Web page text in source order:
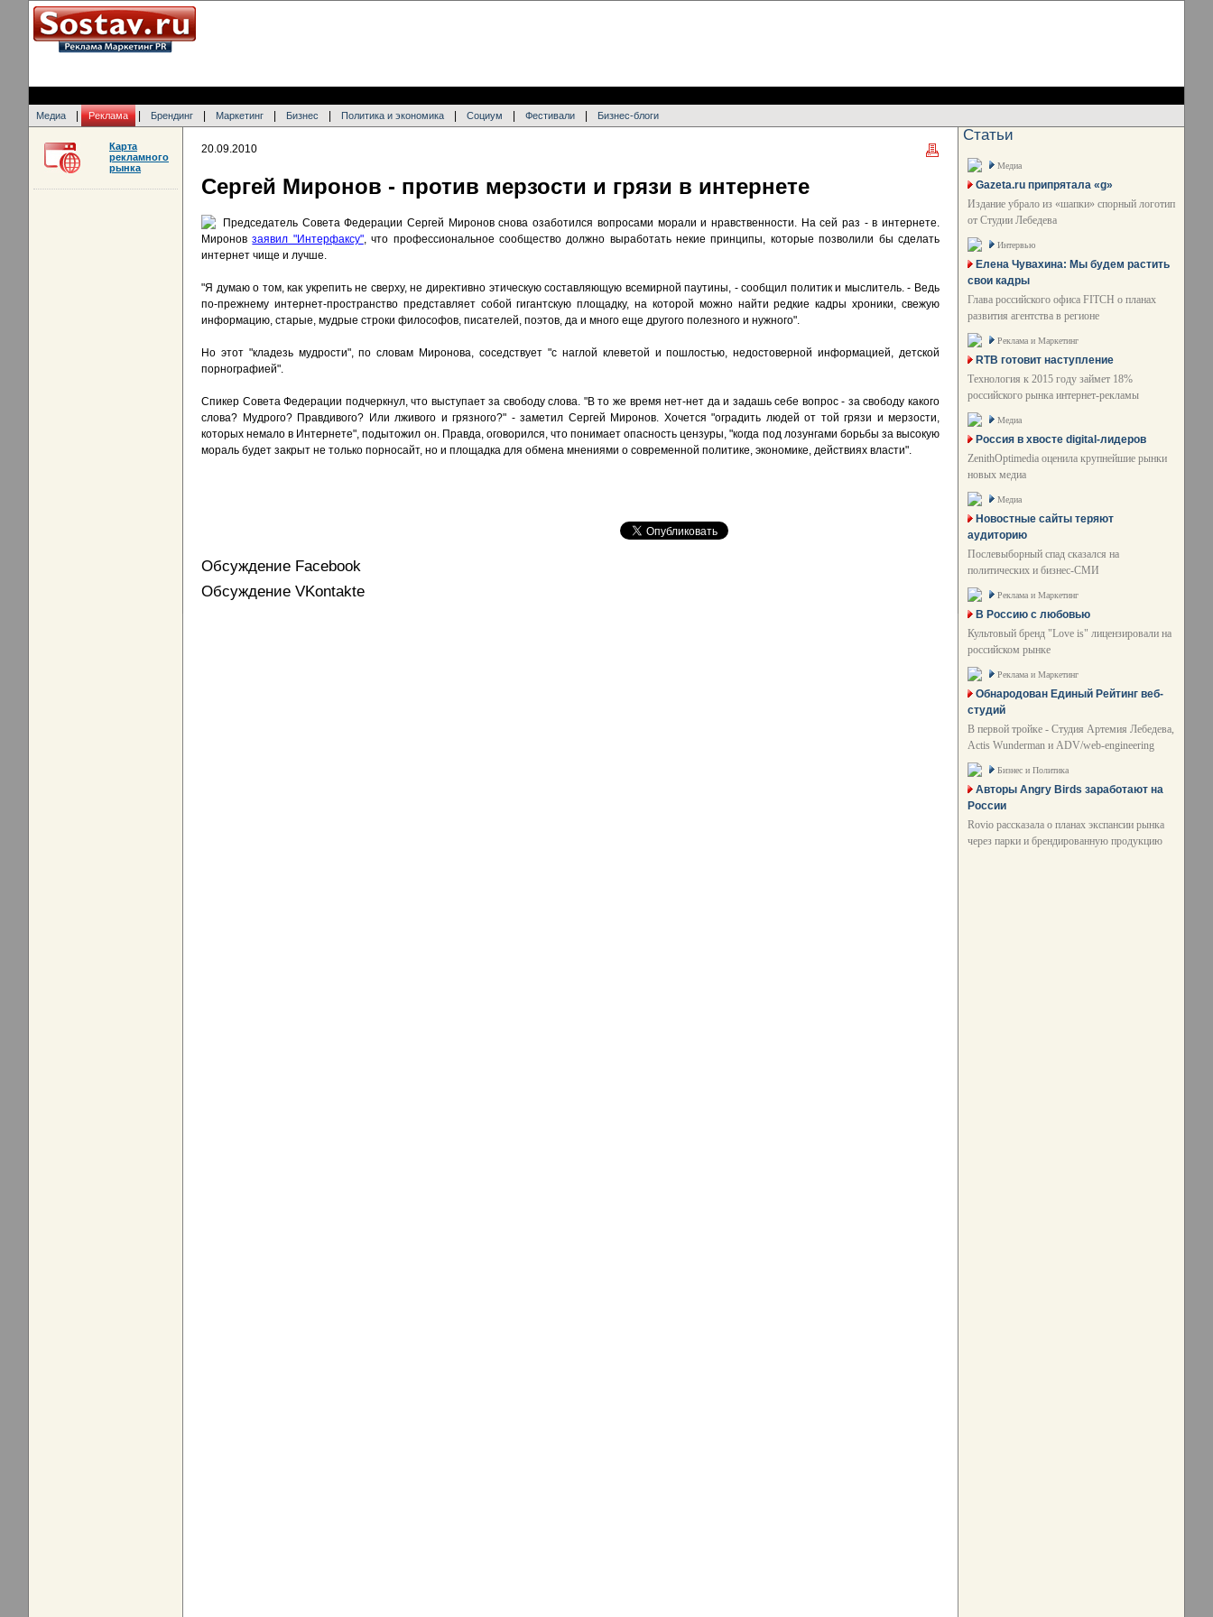
Медиа Реклама Брендинг Маркетинг Бизнес Политика и экономика Социум Фестивали Бизнес-блоги
20.09.2010
Сергей Миронов - против мерзости и грязи в интернете
Председатель Совета Федерации Сергей Миронов снова озаботился вопросами морали и нравственности. На сей раз - в интернете.
Мироновзаявил "Интерфаксу", что профессиональное сообщество должно выработать некие принципы, которые позволили бы сделать
интернет чище и лучше.
"Я думаю о том, как укрепить не сверху, не директивно этическую составляющую всемирной паутины, - сообщил политик и мыслитель. - Ведь
по-прежнему интернет-пространство представляет собой гигантскую площадку, на которой можно найти редкие кадры хроники, свежую
информацию, старые, мудрые строки философов, писателей, поэтов, да и много еще другого полезного и нужного".
Но этот "кладезь мудрости", по словам Миронова, соседствует "с наглой клеветой и пошлостью, недостоверной информацией, детской
порнографией".
Спикер Совета Федерации подчеркнул, что выступает за свободу слова. "В то же время нет-нет да и задашь себе вопрос - за свободу какого
слова? Мудрого? Правдивого? Или лживого и грязного?" - заметил Сергей Миронов. Хочется "оградить людей от той грязи и мерзости,
которых немало в Интернете", подытожил он. Правда, оговорился, что понимает опасность цензуры, "когда под лозунгами борьбы за высокую
мораль будет закрыт не только порносайт, но и площадка для обмена мнениями о современной политике, экономике, действиях власти".
Обсуждение Facebook
Обсуждение VKontakte
Карта
рекламного
рынка
Статьи
Медиа
Gazeta.ru припрятала «g»
Издание убрало из «шапки» спорный логотип
от Студии Лебедева
Интервью
Елена Чувахина: Мы будем растить
свои кадры
Глава российского офиса FITCH о планах
развития агентства в регионе
Реклама и Маркетинг
RTB готовит наступление
Технология к 2015 году займет 18%
российского рынка интернет-рекламы
Медиа
Россия в хвосте digital-лидеров
ZenithOptimedia оценила крупнейшие рынки
новых медиа
Медиа
Новостные сайты теряют
аудиторию
Послевыборный спад сказался на
политических и бизнес-СМИ
Реклама и Маркетинг
В Россию с любовью
Культовый бренд "Love is" лицензировали на
российском рынке
Реклама и Маркетинг
Обнародован Единый Рейтинг веб-
студий
В первой тройке - Студия Артемия Лебедева,
Actis Wunderman и ADV/web-engineering
Бизнес и Политика
Авторы Angry Birds заработают на
России
Rovio рассказала о планах экспансии рынка
через парки и брендированную продукцию